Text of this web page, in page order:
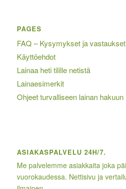
PAGES
FAQ – Kysymykset ja vastaukset
Käyttöehdot
Lainaa heti tilille netistä
Lainaesimerkit
Ohjeet turvalliseen lainan hakuun
ASIAKASPALVELU 24H/7.
Me palvelemme asiakkaita joka
vuorokaudessa. Nettisivu ja